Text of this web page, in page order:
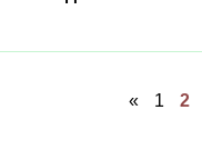
« 1 2